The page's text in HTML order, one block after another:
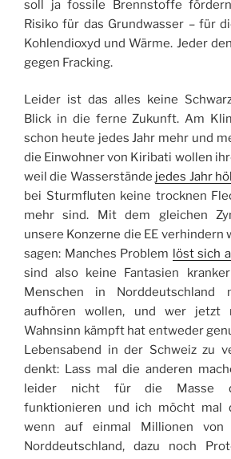
soll ja fossile Brennstoffe
Risiko für das Grundwasser – für
Kohlendioxyd und Wärme. Jeder
gegen Fracking.
Leider ist das alles keine
Blick in die ferne Zukunft. Am
schon heute jedes Jahr mehr und
die Einwohner von Kiribati wollen
weil die Wasserstände jedes Jahr
bei Sturmfluten keine trocknen
mehr sind. Mit dem gleichen
unsere Konzerne die EE verhindern
sagen: Manches Problem löst sich
sind also keine Fantasien
Menschen in Norddeutschland
aufhören wollen, und wer jetzt
Wahnsinn kämpft hat entweder
Lebensabend in der Schweiz zu
denkt: Lass mal die anderen
leider nicht für die Masse
funktionieren und ich möcht mal
wenn auf einmal Millionen von
Norddeutschland, dazu noch